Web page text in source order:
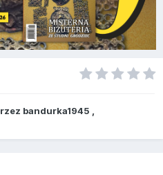
bandurka1945